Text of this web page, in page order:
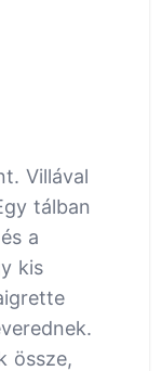
Villával
tálban
a
kis
össze,